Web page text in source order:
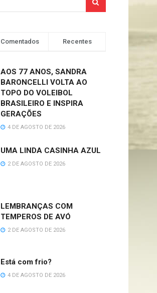
Comentados Recentes
AOS 77 ANOS, SANDRA
BARONCELLI VOLTA AO
TOPO DO VOLEIBOL
BRASILEIRO E INSPIRA
GERAÇÕES
4 DE AGOSTO DE 2026
UMA LINDA CASINHA AZUL
2 DE AGOSTO DE 2026
LEMBRANÇAS COM
TEMPEROS DE AVÓ
2 DE AGOSTO DE 2026
Está com frio?
4 DE AGOSTO DE 2026